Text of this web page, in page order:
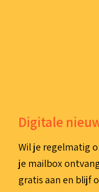
Digitale
Wil je regelmatig
je mailbox
gratis aan en blijf